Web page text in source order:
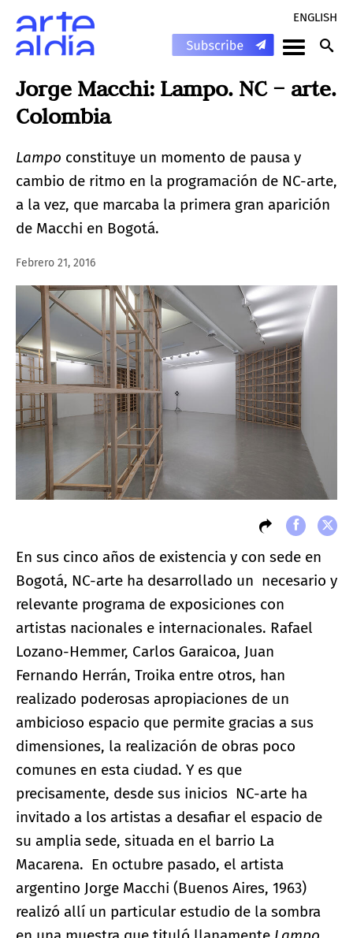
ENGLISH
Jorge Macchi: Lampo. NC – arte.
Colombia
Lampo constituye un momento de pausa y
cambio de ritmo en la programación de NC-arte,
a la vez, que marcaba la primera gran aparición
de Macchi en Bogotá.
Febrero 21, 2016
En sus cinco años de existencia y con sede en
Bogotá, NC-arte ha desarrollado un necesario y
relevante programa de exposiciones con
artistas nacionales e internacionales. Rafael
Lozano-Hemmer, Carlos Garaicoa, Juan
Fernando Herrán, Troika entre otros, han
realizado poderosas apropiaciones de un
ambicioso espacio que permite gracias a sus
dimensiones, la realización de obras poco
comunes en esta ciudad. Y es que
precisamente, desde sus inicios NC-arte ha
invitado a los artistas a desafiar el espacio de
su amplia sede, situada en el barrio La
Macarena. En octubre pasado, el artista
argentino Jorge Macchi (Buenos Aires, 1963)
realizó allí un particular estudio de la sombra